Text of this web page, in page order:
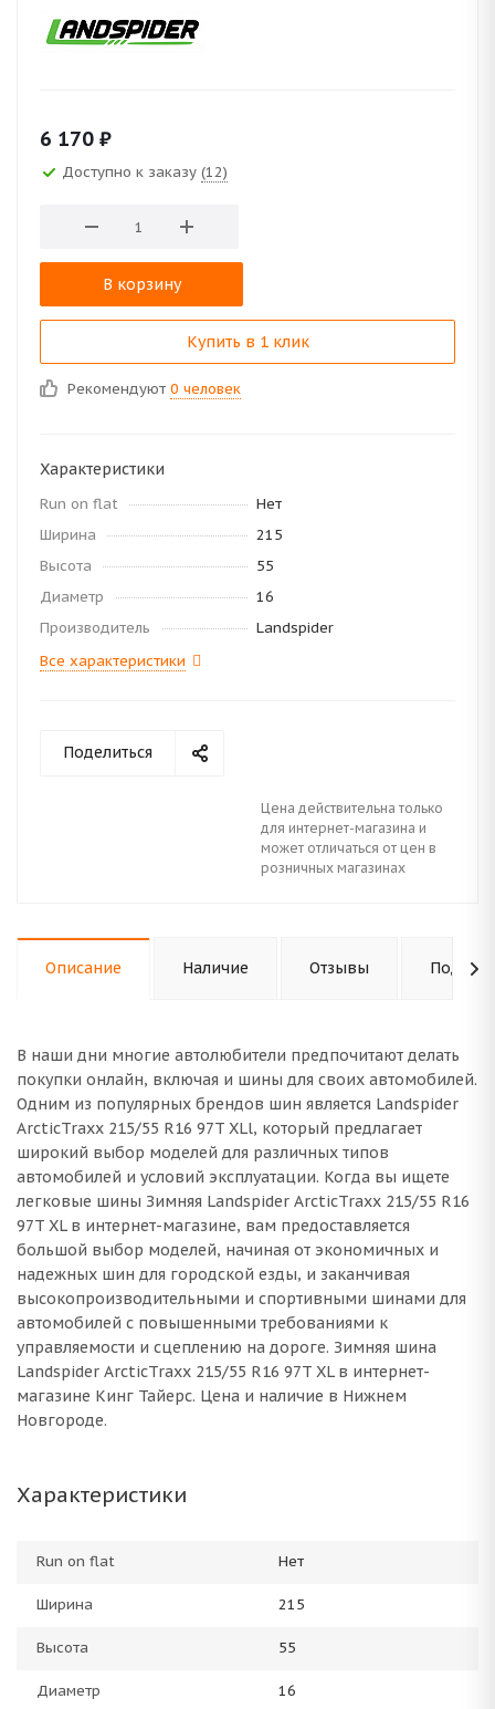
6 170 ₽
Доступно к заказу (12)
В корзину
Купить в 1 клик
Рекомендуют 0 человек
Характеристики
Run on flat
Нет
Ширина
215
Высота
55
Диаметр
16
Производитель
Landspider
Все характеристики
Поделиться
Цена действительна только
для интернет-магазина и
может отличаться от цен в
розничных магазинах
Описание Наличие Отзывы
В наши дни многие автолюбители предпочитают делать
покупки онлайн, включая и шины для своих автомобилей.
Одним из популярных брендов шин является Landspider
ArcticTraxx 215/55 R16 97T XLl, который предлагает
широкий выбор моделей для различных типов
автомобилей и условий эксплуатации. Когда вы ищете
легковые шины Зимняя Landspider ArcticTraxx 215/55 R16
97T XL в интернет-магазине, вам предоставляется
большой выбор моделей, начиная от экономичных и
надежных шин для городской езды, и заканчивая
высокопроизводительными и спортивными шинами для
автомобилей с повышенными требованиями к
управляемости и сцеплению на дороге. Зимняя шина
Landspider ArcticTraxx 215/55 R16 97T XL в интернет-
магазине Кинг Тайерс. Цена и наличие в Нижнем
Новгороде.
Характеристики
Run on flat Нет
Ширина 215
Высота 55
Диаметр 16